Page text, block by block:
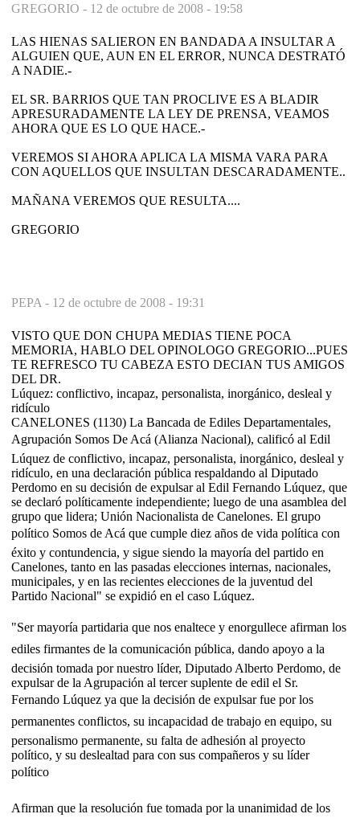
GREGORIO - 12 de octubre de 2008 - 19:58
LAS HIENAS SALIERON EN BANDADA A INSULTAR A
ALGUIEN QUE, AUN EN EL ERROR, NUNCA DESTRATÓ
A NADIE.-
EL SR. BARRIOS QUE TAN PROCLIVE ES A BLADIR
APRESURADAMENTE LA LEY DE PRENSA, VEAMOS
AHORA QUE ES LO QUE HACE.-
VEREMOS SI AHORA APLICA LA MISMA VARA PARA
CON AQUELLOS QUE INSULTAN DESCARADAMENTE..
MAÑANA VEREMOS QUE RESULTA....
GREGORIO
PEPA - 12 de octubre de 2008 - 19:31
VISTO QUE DON CHUPA MEDIAS TIENE POCA
MEMORIA, HABLO DEL OPINOLOGO GREGORIO...PUES
TE REFRESCO TU CABEZA ESTO DECIAN TUS AMIGOS
DEL DR.
Lúquez: conflictivo, incapaz, personalista, inorgánico, desleal y
ridículo
CANELONES (1130) La Bancada de Ediles Departamentales,
Agrupación Somos De Acá (Alianza Nacional), calificó al Edil
Lúquez de conflictivo, incapaz, personalista, inorgánico, desleal y
ridículo, en una declaración pública respaldando al Diputado
Perdomo en su decisión de expulsar al Edil Fernando Lúquez, que
se declaró políticamente independiente; luego de una asamblea del
grupo que lidera; Unión Nacionalista de Canelones. El grupo
político Somos de Acá que cumple diez años de vida política con
éxito y contundencia, y sigue siendo la mayoría del partido en
Canelones, tanto en las pasadas elecciones internas, nacionales,
municipales, y en las recientes elecciones de la juventud del
Partido Nacional" se expidió en el caso Lúquez.
"Ser mayoría partidaria que nos enaltece y enorgullece afirman los
ediles firmantes de la comunicación pública, dando apoyo a la
decisión tomada por nuestro líder, Diputado Alberto Perdomo, de
expulsar de la Agrupación al tercer suplente de edil el Sr.
Fernando Lúquez ya que la decisión de expulsar fue por los
permanentes conflictos, su incapacidad de trabajo en equipo, su
personalismo permanente, su falta de adhesión al proyecto
político, y su deslealtad para con sus compañeros y su líder
político
Afirman que la resolución fue tomada por la unanimidad de los